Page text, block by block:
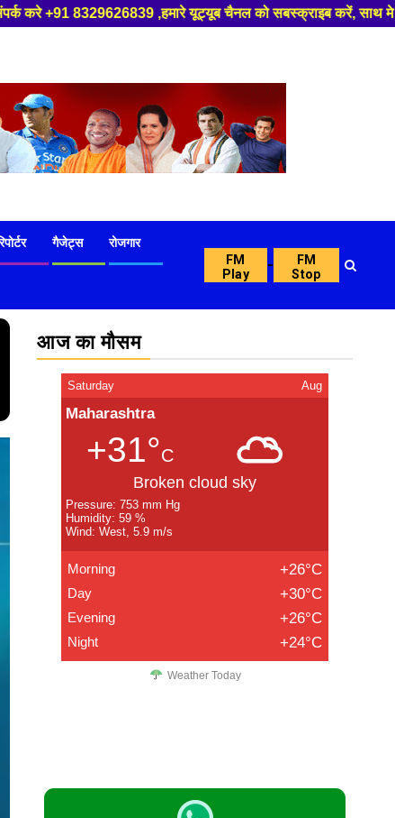
,हमारे यूट्यूब चैनल को सबस्क्राइब करें, साथ मे हमारे फेसबुक को लाइक
गैजेट्स रोजगार
FM
Play
-
FM
Stop
आज का मौसम
Saturday Aug
Maharashtra
+31°C
Broken cloud sky
Pressure: 753 mm Hg
Humidity: 59 %
Wind: West, 5.9 m/s
Morning +26°C
Day +30°C
Evening +26°C
Night +24°C
Weather Today